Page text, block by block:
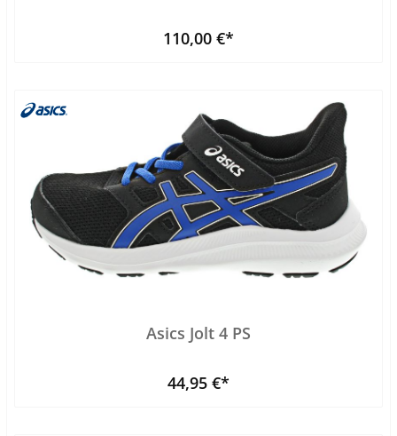
110,00 €*
Asics Jolt 4 PS
44,95 €*